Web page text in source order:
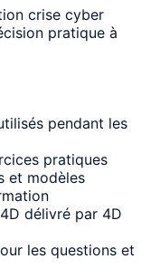
crise cyber
pratique à
pendant les
pratiques
et modèles
délivré par 4D
les questions et